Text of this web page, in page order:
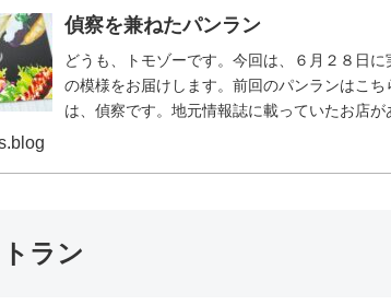
偵察を兼ねたパンラン
どうも、トモゾーです。今回は、６月２８日
の模様をお届けします。前回のパンランはこ
は、偵察です。地元情報誌に載っていたお店が
ラン